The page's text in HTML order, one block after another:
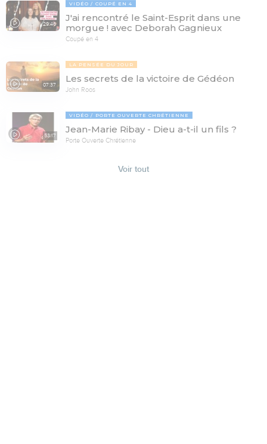
29:46
VIDÉO COUPÉ EN 4
J'ai rencontré le Saint-Esprit dans une
morgue ! avec Deborah Gagnieux
Coupé en 4
07:37
LA PENSÉE DU JOUR
Les secrets de la victoire de Gédéon
John Roos
53:17
VIDÉO PORTE OUVERTE CHRÉTIENNE
Jean-Marie Ribay - Dieu a-t-il un fils ?
Porte Ouverte Chrétienne
Voir tout